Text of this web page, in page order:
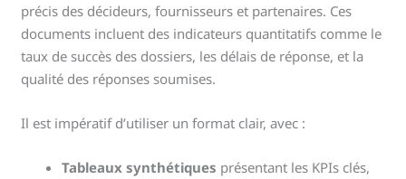
précis des décideurs, fournisseurs et partenaires. Ces
documents incluent des indicateurs quantitatifs comme le
taux de succès des dossiers, les délais de réponse, et la
qualité des réponses soumises.
Il est impératif d’utiliser un format clair, avec :
Tableaux synthétiques présentant les KPIs clés,